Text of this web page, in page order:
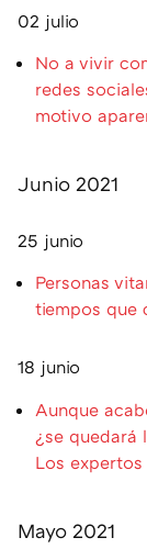
02 julio
No a vivir
redes
motivo
Junio 2021
25 junio
Personas
tiempos que
18 junio
Aunque
¿se quedará
Los
Mayo 2021